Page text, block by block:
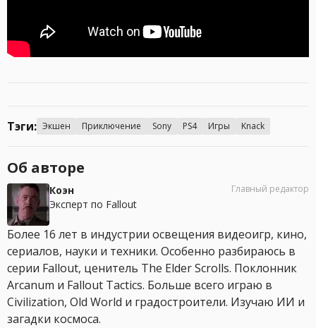
Тэги: Экшен Приключение Sony PS4 Игры Knack
Об авторе
Коэн
Эксперт по Fallout
Главный редактор
Более 16 лет в индустрии освещения видеоигр, кино,
сериалов, науки и техники. Особенно разбираюсь в
серии Fallout, ценитель The Elder Scrolls. Поклонник
Arcanum и Fallout Tactics. Больше всего играю в
Civilization, Old World и градостроители. Изучаю ИИ и
загадки космоса.